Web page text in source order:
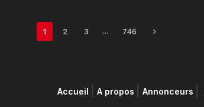
1 2 3 … 746 Next
Accueil A propos Annonceurs